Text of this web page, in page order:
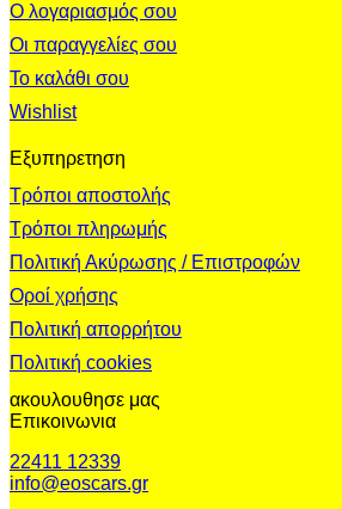
Ο λογαριασμός σου
Οι παραγγελίες σου
Το καλάθι σου
Wishlist
Εξυπηρετηση
Τρόποι αποστολής
Τρόποι πληρωμής
Πολιτική Ακύρωσης / Επιστροφών
Οροί χρήσης
Πολιτική απορρήτου
Πολιτική cookies
ακουλουθησε μας
Επικοινωνια
22411 12339
info@eoscars.gr